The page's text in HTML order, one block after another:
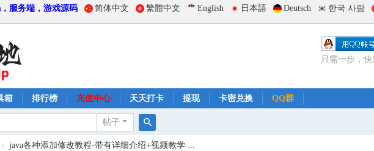
服务端，游戏源码 简体中文 繁體中文 English 日本語 Deutsch 한국 사람
只需一步，
箱 排行榜 充值中心 天天打卡 提现 卡密兑换 QQ群
帖子
搜
› java各种添加修改教程-带有详细介绍+视频教学 ...